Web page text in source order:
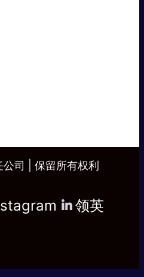
司 | 保留所有权利
领英